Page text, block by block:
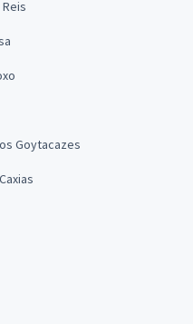
Goytacazes